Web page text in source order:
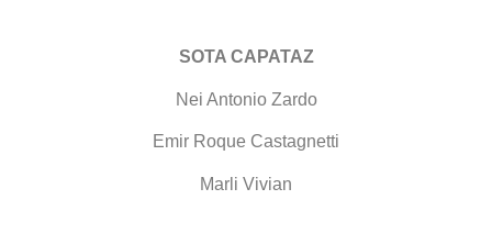
SOTA CAPATAZ
Nei Antonio Zardo
Emir Roque Castagnetti
Marli Vivian